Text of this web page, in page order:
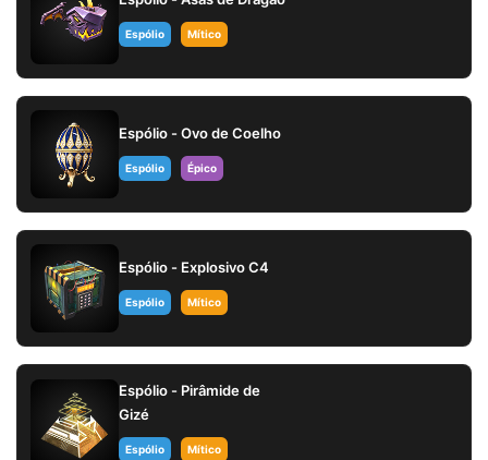
Espólio Mítico
Espólio - Ovo de Coelho
Espólio Épico
Espólio - Explosivo C4
Espólio Mítico
Espólio - Pirâmide de
Gizé
Espólio Mítico